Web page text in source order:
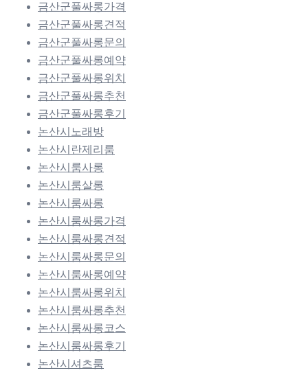
금산군풀싸롱가격
금산군풀싸롱견적
금산군풀싸롱문의
금산군풀싸롱예약
금산군풀싸롱위치
금산군풀싸롱추천
금산군풀싸롱후기
논산시노래방
논산시란제리룸
논산시룸사롱
논산시룸살롱
논산시룸싸롱
논산시룸싸롱가격
논산시룸싸롱견적
논산시룸싸롱문의
논산시룸싸롱예약
논산시룸싸롱위치
논산시룸싸롱추천
논산시룸싸롱코스
논산시룸싸롱후기
논산시셔츠룸